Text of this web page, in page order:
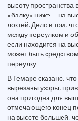
высоту пространства
«балку» ниже — на
локтей. Дело в том,
между переулком и
если находится на
может быть
переулку.
В Гемаре сказано,
вырезаны узоры,
она пригодна для
отмечающего конец
на высоте большей,